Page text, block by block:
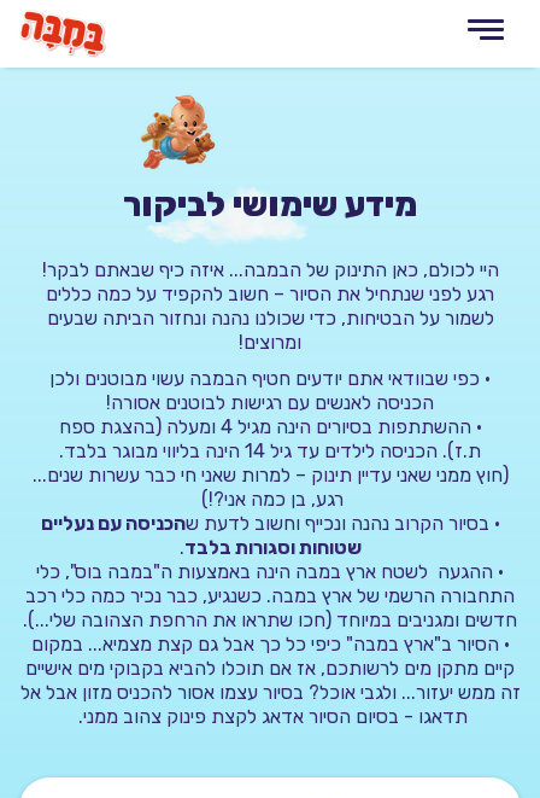
Toggle
מידע שימושי לביקור
היי לכולם, כאן התינוק של הבמבה... איזה כיף שבאתם לבקר!
רגע לפני שנתחיל את הסיור – חשוב להקפיד על כמה כללים
לשמור על הבטיחות, כדי שכולנו נהנה ונחזור הביתה שבעים
ומרוצים!
• כפי שבוודאי אתם יודעים חטיף הבמבה עשוי מבוטנים ולכן
הכניסה לאנשים עם רגישות לבוטנים אסורה!
• ההשתתפות בסיורים הינה
מגיל 4 ומעלה (בהצגת ספח
ת.ז). הכניסה לילדים עד גיל 14 הינה בליווי מבוגר בלבד.
(חוץ ממני שאני עדיין תינוק – למרות שאני חי כבר עשרות שנים...
רגע, בן כמה אני?!)
• בסיור הקרוב נהנה ונכייף וחשוב לדעת שהכניסה עם נעליים
שטוחות וסגורות בלבד.
• ההגעה לשטח ארץ במבה הינה באמצעות ה"במבה בוס", כלי
התחבורה הרשמי של ארץ במבה. כשנגיע, כבר נכיר כמה כלי רכב
חדשים ומגניבים במיוחד (חכו שתראו את הרחפת הצהובה שלי...).
• הסיור ב"ארץ במבה" כיפי כל כך אבל גם קצת מצמיא... במקום
קיים מתקן מים לרשותכם, אז אם תוכלו להביא בקבוקי מים אישיים
זה ממש יעזור... ולגבי אוכל? בסיור עצמו אסור להכניס מזון אבל אל
תדאגו - בסיום הסיוראדאג לקצת פינוק צהוב ממני.